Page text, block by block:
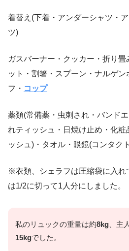
着替え(下着・アンダーシャツ・
ツ)
ガスバーナー・クッカー・折り
ット・割箸・スプーン・ナルゲン
フ・ コップ
薬類(常備薬・虫刺され・バンド
れティッシュ・日焼け止め・化粧
ッシュ)・タオル・眼鏡(コンタク
※衣類、シェラフは圧縮袋に入れ
は1/2に切って1人分にしました。
私のリュックの重量は約8kg 、主
15kgでした。